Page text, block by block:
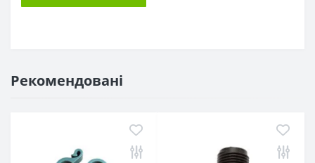
Рекомендовані